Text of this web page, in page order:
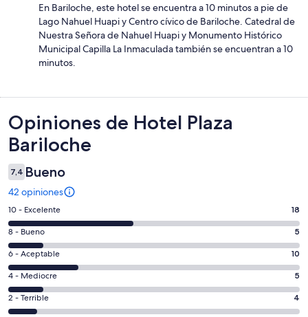
En Bariloche, este hotel se encuentra a 10 minutos a pie de
Lago Nahuel Huapi y Centro cívico de Bariloche. Catedral de
Nuestra Señora de Nahuel Huapi y Monumento Histórico
Municipal Capilla La Inmaculada también se encuentran a 10
minutos.
Opiniones
Opiniones de Hotel Plaza
Bariloche
7,4 Bueno
42 opiniones
Evaluación:
10
-
Excelente.
18
de
42
opiniones
10 - Excelente 18
Evaluación:
8
-
Bueno.
5
de
8 - Bueno 5
Evaluación:
6
-
Aceptable.
10
6 - Aceptable 10
Evaluación:
4
-
4 - Mediocre 5
Evaluación:
2
2 - Terrible 4